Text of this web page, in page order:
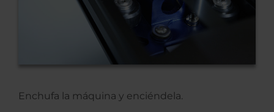
Enchufa la máquina y enciéndela.